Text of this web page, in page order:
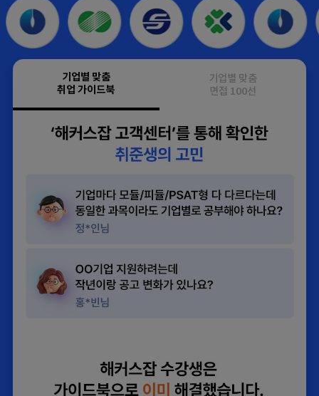
기업별 맞춤
취업 가이드북
기업별 맞춤
면접 100선